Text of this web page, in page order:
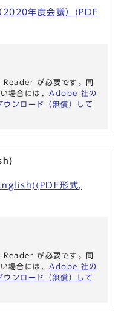
2020年度会議）(PDF
が必要です。同
場合には、 Adobe 社の
ンロード（無償）して
形式,
が必要です。同
場合には、 Adobe 社の
ンロード（無償）して